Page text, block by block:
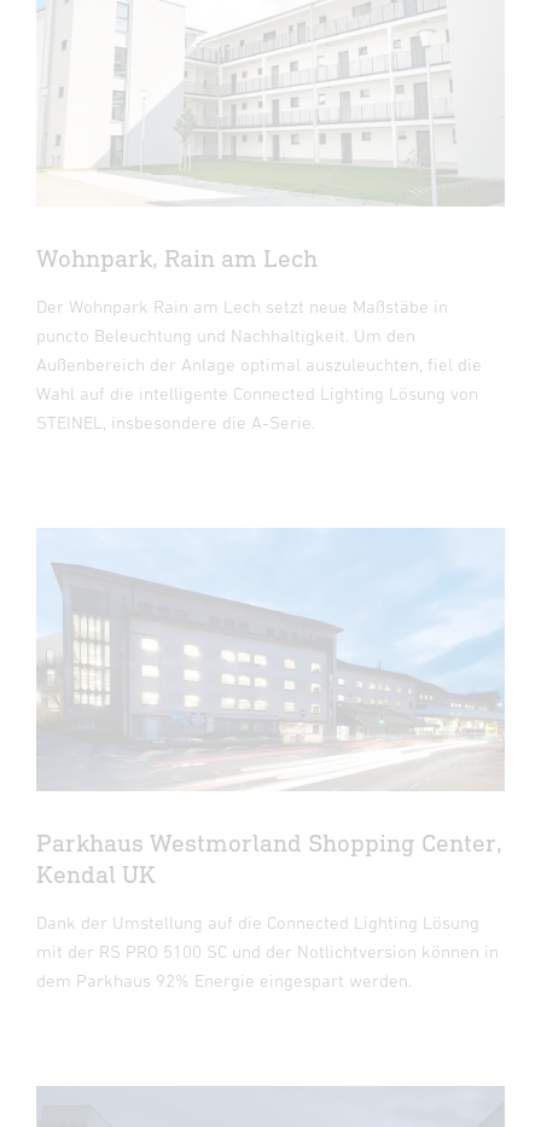
Wohnpark, Rain am Lech
Der Wohnpark Rain am Lech setzt neue Maßstäbe in
puncto Beleuchtung und Nachhaltigkeit. Um den
Außenbereich der Anlage optimal auszuleuchten, fiel die
Wahl auf die intelligente Connected Lighting Lösung von
STEINEL, insbesondere die A-Serie.
Parkhaus Westmorland Shopping Center,
Kendal UK
Dank der Umstellung auf die Connected Lighting Lösung
mit der RS PRO 5100 SC und der Notlichtversion können in
dem Parkhaus 92% Energie eingespart werden.